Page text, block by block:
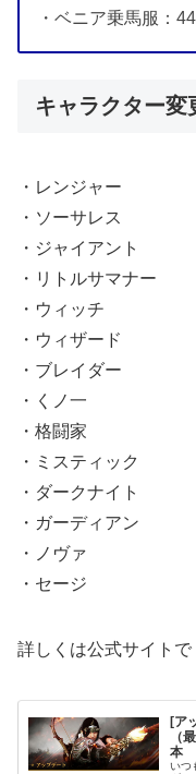
・ベニア乗馬服：
キャラクター変
・レンジャー
・ソーサレス
・ジャイアント
・リトルサマナー
・ウィッチ
・ウィザード
・ブレイダー
・くノ一
・格闘家
・ミスティック
・ダークナイト
・ガーディアン
・ノヴァ
・セージ
詳しくは公式サイトで
[ア
（
本
いつ